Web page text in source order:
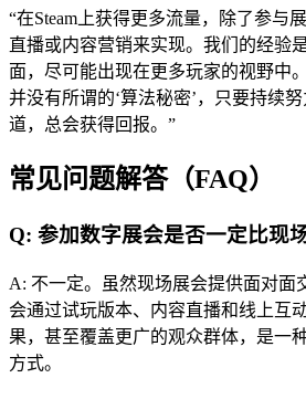
“在Steam上获得更多流量，除了参与
直播或内容营销来实现。我们的经验
面，尽可能出现在更多玩家的视野中
并没有所谓的‘算法秘密’，只要持续
道，总会获得回报。”
常见问题解答（FAQ）
Q: 参加数字展会是否一定比现
A: 不一定。虽然现场展会提供面对面
会通过试玩版本、内容直播和线上互
果，甚至覆盖更广的观众群体，是一
方式。